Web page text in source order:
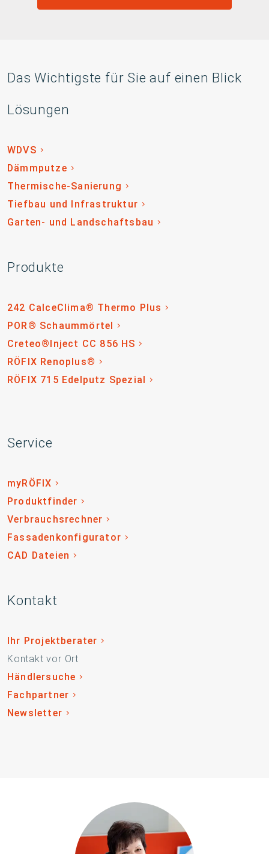
Das Wichtigste für Sie auf einen Blick
Lösungen
WDVS
Dämmputze
Thermische-Sanierung
Tiefbau und Infrastruktur
Garten- und Landschaftsbau
Produkte
242 CalceClima® Thermo Plus
POR® Schaummörtel
Creteo®Inject CC 856 HS
RÖFIX Renoplus®
RÖFIX 715 Edelputz Spezial
Service
myRÖFIX
Produktfinder
Verbrauchsrechner
Fassadenkonfigurator
CAD Dateien
Kontakt
Ihr Projektberater
Kontakt vor Ort
Händlersuche
Fachpartner
Newsletter